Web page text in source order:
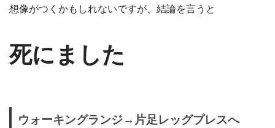
想像がつくかもしれないですが、結論を言うと
死にました
ウォーキングランジ→片足レッグプレスへ